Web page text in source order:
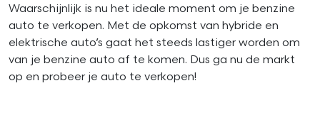
Waarschijnlijk is nu het ideale moment om je benzine
auto te verkopen. Met de opkomst van hybride en
elektrische auto’s gaat het steeds lastiger worden om
van je benzine auto af te komen. Dus ga nu de markt
op en probeer je auto te verkopen!